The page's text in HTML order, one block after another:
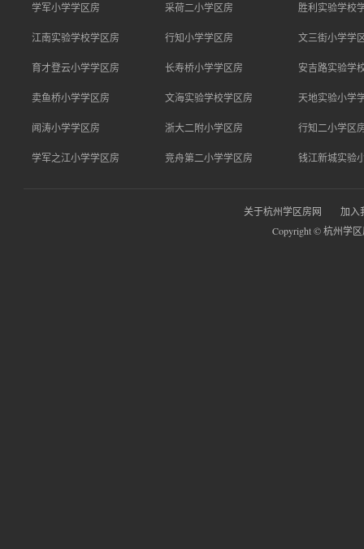
学军小学学区房 采荷二小学区房 胜利实验学校
江南实验学校学区房 行知小学学区房 文三街小学学
育才登云小学学区房 长寿桥小学学区房 安吉路实验学
卖鱼桥小学学区房 文海实验学校学区房 天地实验小学
闻涛小学学区房 浙大二附小学区房 行知二小学区
学军之江小学学区房 竞舟第二小学学区房 钱江新城实验
关于杭州学区房网
加入
Copyright © 杭州学